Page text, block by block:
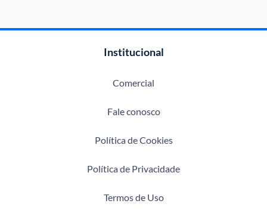
Institucional
Comercial
Fale conosco
Política de Cookies
Política de Privacidade
Termos de Uso